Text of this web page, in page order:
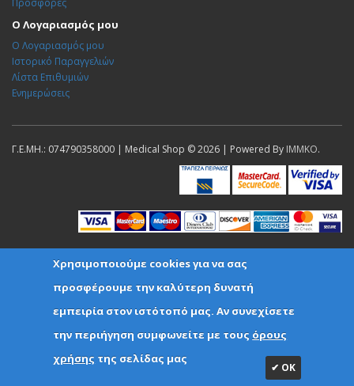
Ο Λογαριασμός μου
Ο Λογαριασμός μου
Ιστορικό Παραγγελιών
Λίστα Επιθυμιών
Ενημερώσεις
Γ.Ε.ΜΗ.: 074790358000 | Medical Shop © 2026 | Powered By IMMKO.
Χρησιμοποιούμε cookies για να σας
προσφέρουμε την καλύτερη δυνατή
εμπειρία στον ιστότοπό μας. Αν συνεχίσετε
την περιήγηση συμφωνείτε με τους όρους
χρήσης της σελίδας μας
✔ ΟΚ